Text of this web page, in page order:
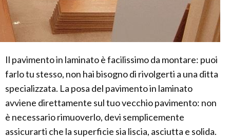
Il pavimento in laminato è facilissimo da montare: puoi
farlo tu stesso, non hai bisogno di rivolgerti a una ditta
specializzata. La posa del pavimento in laminato
avviene direttamente sul tuo vecchio pavimento: non
è necessario rimuoverlo, devi semplicemente
assicurarti che la superficie sia liscia, asciutta e solida.